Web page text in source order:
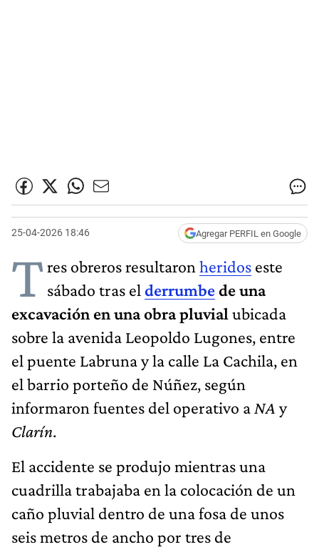
25-04-2026 18:46 Agregar PERFIL en Google
Tres obreros resultaron heridos este
sábado tras el derrumbede una
excavación en una obra pluvial ubicada
sobre la avenida Leopoldo Lugones, entre
el puente Labruna y la calle La Cachila, en
el barrio porteño de Núñez, según
informaron fuentes del operativo a NA y
Clarín.
El accidente se produjo mientras una
cuadrilla trabajaba en la colocación de un
caño pluvial dentro de una fosa de unos
seis metros de ancho por tres de